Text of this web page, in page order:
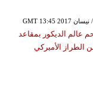
عالم الديكور بمقاعد
الطراز الأميركي